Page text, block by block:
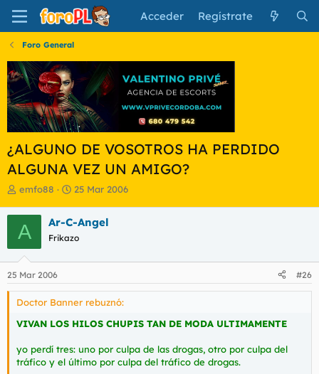
Acceder Regístrate
Foro General
¿ALGUNO DE VOSOTROS HA PERDIDO
ALGUNA VEZ UN AMIGO?
I
i
c
i
a
d
o
r
d
l
e
m
emfo88
F
h
a
e
n
i
i
25 Mar 2006
A Ar-C-Angel
Frikazo
25 Mar 2006 #26
Doctor Banner rebuznó:
VIVAN LOS HILOS CHUPIS TAN DE MODA ULTIMAMENTE
yo perdí tres: uno por culpa de las drogas, otro por culpa del
tráfico y el último por culpa del tráfico de drogas.